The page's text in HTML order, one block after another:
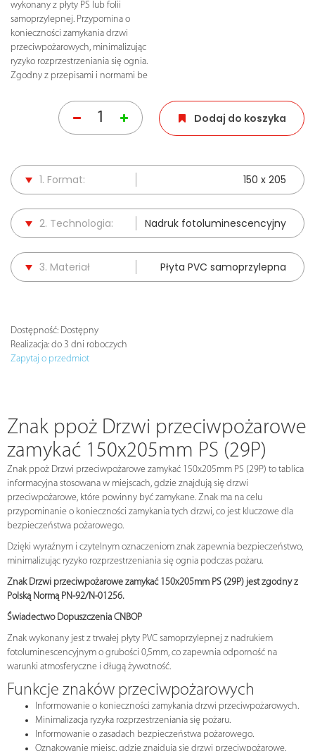
wykonany z płyty PS lub folii
samoprzylepnej. Przypomina o
konieczności zamykania drzwi
przeciwpożarowych, minimalizując
ryzyko rozprzestrzeniania się ognia.
Zgodny z przepisami i normami be
Dodaj do koszyka
1. Format: 150 x 205
2. Technologia: Nadruk fotoluminescencyjny
3. Materiał Płyta PVC samoprzylepna
Dostępność: Dostępny
Realizacja: do 3 dni roboczych
Zapytaj o przedmiot
Znak ppoż Drzwi przeciwpożarowe
zamykać 150x205mm PS (29P)
Znak ppoż Drzwi przeciwpożarowe zamykać 150x205mm PS (29P) to tablica
informacyjna stosowana w miejscach, gdzie znajdują się drzwi
przeciwpożarowe, które powinny być zamykane. Znak ma na celu
przypominanie o konieczności zamykania tych drzwi, co jest kluczowe dla
bezpieczeństwa pożarowego.
Dzięki wyraźnym i czytelnym oznaczeniom znak zapewnia bezpieczeństwo,
minimalizując ryzyko rozprzestrzeniania się ognia podczas pożaru.
Znak Drzwi przeciwpożarowe zamykać 150x205mm PS (29P) jest zgodny z
Polską Normą PN-92/N-01256.
Świadectwo Dopuszczenia CNBOP
Znak wykonany jest z trwałej płyty PVC samoprzylepnej z nadrukiem
fotoluminescencyjnym o grubości 0,5mm, co zapewnia odporność na
warunki atmosferyczne i długą żywotność.
Funkcje znaków przeciwpożarowych
Informowanie o konieczności zamykania drzwi przeciwpożarowych.
Minimalizacja ryzyka rozprzestrzeniania się pożaru.
Informowanie o zasadach bezpieczeństwa pożarowego.
Oznakowanie miejsc, gdzie znajdują się drzwi przeciwpożarowe.